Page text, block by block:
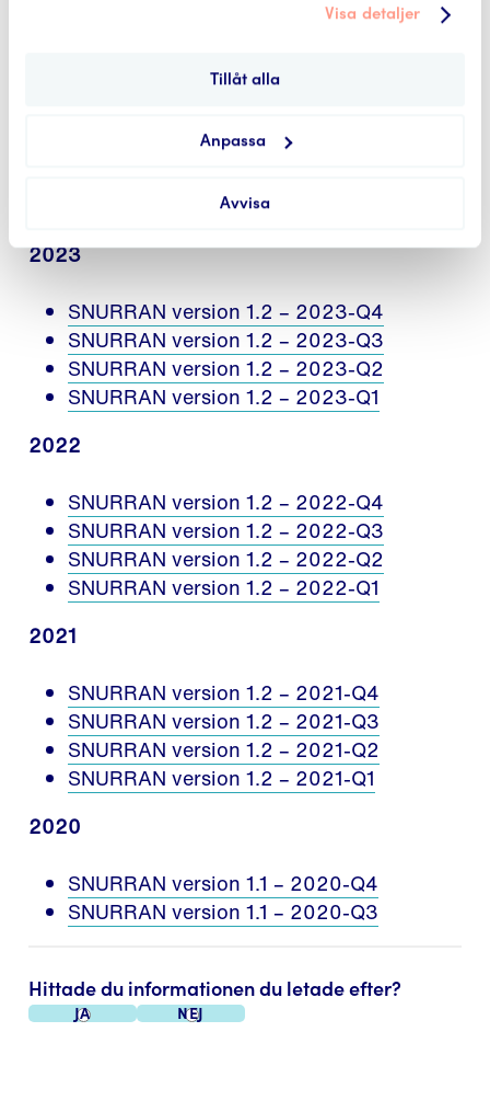
Visa detaljer
Tillåt alla
Anpassa
Avvisa
SNURRAN version 1.2 – 2025-Q1
SNURRAN version 1.2 – 2024-Q3
SNURRAN version 1.2 – 2024-Q1
2023
SNURRAN version 1.2 – 2023-Q4
SNURRAN version 1.2 – 2023-Q3
SNURRAN version 1.2 – 2023-Q2
SNURRAN version 1.2 – 2023-Q1
2022
SNURRAN version 1.2 – 2022-Q4
SNURRAN version 1.2 – 2022-Q3
SNURRAN version 1.2 – 2022-Q2
SNURRAN version 1.2 – 2022-Q1
2021
SNURRAN version 1.2 – 2021-Q4
SNURRAN version 1.2 – 2021-Q3
SNURRAN version 1.2 – 2021-Q2
SNURRAN version 1.2 – 2021-Q1
2020
SNURRAN version 1.1 – 2020-Q4
SNURRAN version 1.1 – 2020-Q3
Hittade du informationen du letade efter?
Ja Nej